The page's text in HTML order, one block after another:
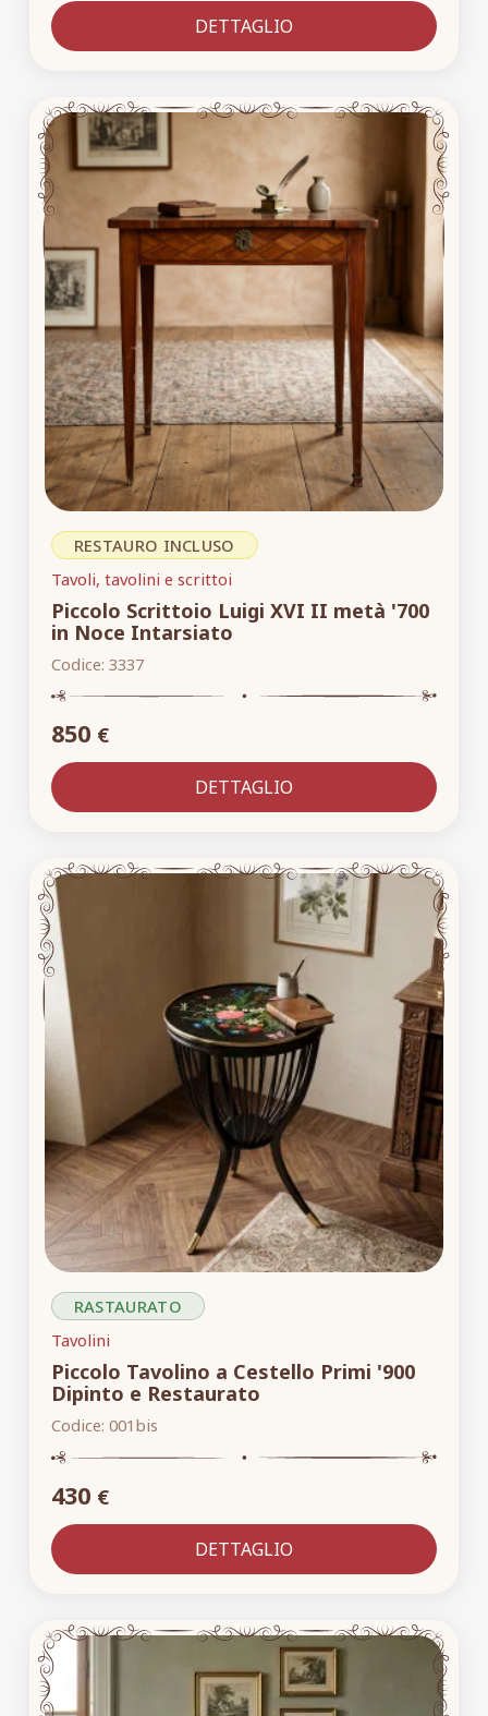
DETTAGLIO
RESTAURO INCLUSO
Tavoli, tavolini e scrittoi
Piccolo Scrittoio Luigi XVI II metà '700
in Noce Intarsiato
Codice: 3337
850 €
DETTAGLIO
RASTAURATO
Tavolini
Piccolo Tavolino a Cestello Primi '900
Dipinto e Restaurato
Codice: 001bis
430 €
DETTAGLIO